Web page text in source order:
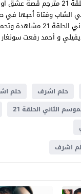
الشاب وفتاة أحبها في
حلم اشرف حلم اشرف
الثاني الحلقة 21
اشرف